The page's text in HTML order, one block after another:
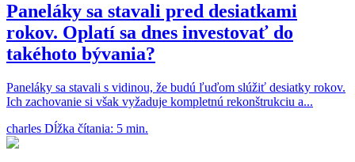
Paneláky sa stavali pred desiatkami
rokov. Oplatí sa dnes investovať do
takéhoto bývania?
Paneláky sa stavali s vidinou, že budú ľuďom slúžiť desiatky rokov.
Ich zachovanie si však vyžaduje kompletnú rekonštrukciu a...
charles Dĺžka čítania: 5 min.